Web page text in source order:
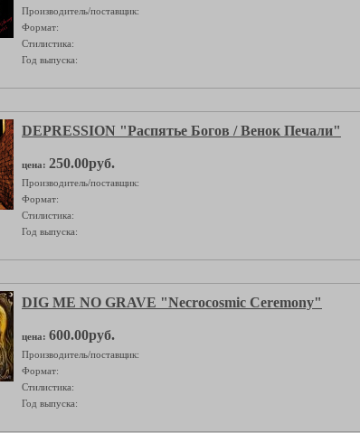
Производитель/поставщик:
Формат:
Стилистика:
Год выпуска:
DEPRESSION "Распятье Богов / Венок Печали"
цена: 250.00руб.
Производитель/поставщик:
Формат:
Стилистика:
Год выпуска:
DIG ME NO GRAVE "Necrocosmic Ceremony"
цена: 600.00руб.
Производитель/поставщик:
Формат:
Стилистика:
Год выпуска: